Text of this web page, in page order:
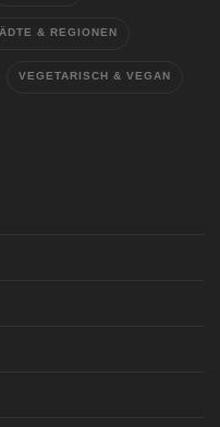
& REGIONEN
VEGETARISCH & VEGAN